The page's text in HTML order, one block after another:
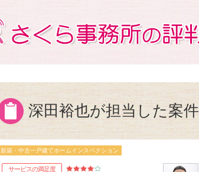
深田裕也が担当した案件
サービスの満足度
新築・中古一戸建てホームインスペクション